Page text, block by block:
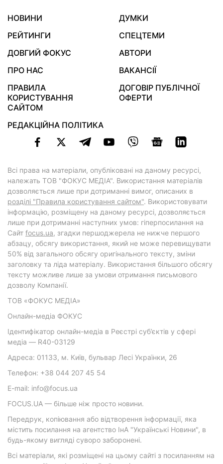
НОВИНИ
ДУМКИ
РЕЙТИНГИ
СПЕЦТЕМИ
ДОВГИЙ ФОКУС
АВТОРИ
ПРО НАС
ВАКАНСІЇ
ПРАВИЛА
КОРИСТУВАННЯ
САЙТОМ
ДОГОВІР ПУБЛІЧНОЇ
ОФЕРТИ
РЕДАКЦІЙНА ПОЛІТИКА
Всі права на матеріали, опубліковані на даному ресурсі,
належать ТОВ "ФОКУС МЕДІА". Використання матеріалів
дозволяється лише при дотриманні вимог, описаних в
розділі "Правила користування сайтом". Використовувати
інформацію, розміщену на даному ресурсі, дозволяється
лише при дотриманні наступних умов: гіперпосилання на
Cайт focus.ua, згадки першоджерела не нижче першого
абзацу, обсягу використання, який не може перевищувати
50% від загального обсягу оригінального тексту, зміни
заголовку та ліда матеріалу. Використання більшого обсягу
тексту можливе лише за умови отримання письмового
дозволу Компанії.
ТОВ «ФОКУС МЕДІА»
Онлайн-медіа ФОКУС
Ідентифікатор онлайн-медіа в Реєстрі суб’єктів у сфері
медіа — R40-03129
Адреса: 01133, м. Київ, бульвар Лесі Українки, 26
Телефон: +38 044 207 45 54
E-mail: info@focus.ua
FOCUS.UA — більше ніж просто новини.
Передрук, копіювання або відтворення інформації, яка
містить посилання на агентство ІнА "Українські Новини", в
будь-якому вигляді суворо заборонені.
Всі матеріали, які розміщені на цьому сайті з посиланням на